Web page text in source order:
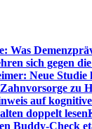
Was
sich gegen
Neue
zu
auf
doppelt lesen
Buddy-Check